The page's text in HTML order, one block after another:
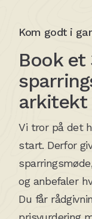
Kom godt i
Book et
arkitekt
Vi tror på det
start. Derfor
og anbefaler
Du får